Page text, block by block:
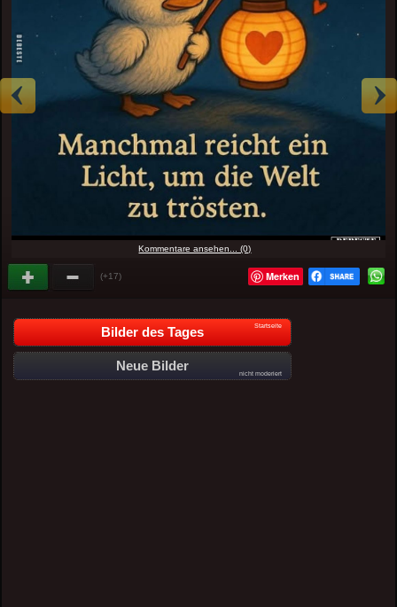
Kommentare ansehen... (0)
(+17) Merken
Bilder des Tages Startseite
Neue Bilder
nicht moderiert